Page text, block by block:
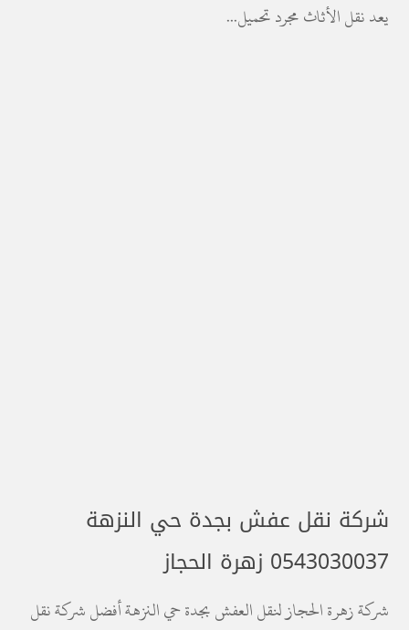
يعد نقل الأثاث مجرد تحميل...
شركة نقل عفش بجدة حي النزهة
0543030037 زهرة الحجاز
شركة زهرة الحجاز لنقل العفش بجدة حي النزهة أفضل شركة نقل